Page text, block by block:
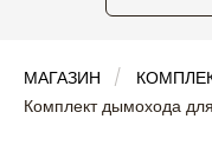
МАГАЗИН
Комплект дымохода